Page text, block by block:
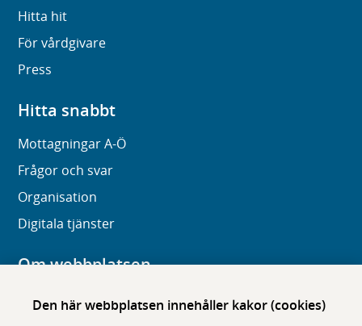
Den här webbplatsen innehåller kakor (cookies)
Hitta hit
För vårdgivare
Press
Hitta snabbt
Mottagningar A-Ö
Frågor och svar
Organisation
Digitala tjänster
Om webbplatsen
Om karolinska.se